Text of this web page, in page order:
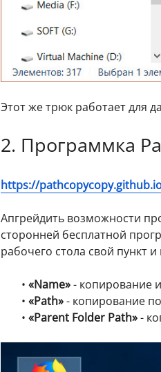
Этот же трюк работает для
2. Программка
https://
Апгрейдить возможности
сторонней бесплатной
рабочего стола свой пункт
• «Name»- копирование
• «Path»- копирование
• «Parent Folder Path»-